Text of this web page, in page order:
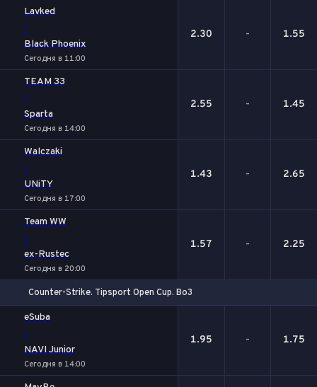
Lavked
-
Black Phoenix
Сегодня в 11:00
2.30 - 1.55
TEAM 33
-
Sparta
Сегодня в 14:00
2.55 - 1.45
Walczaki
-
UNiTY
Сегодня в 17:00
1.43 - 2.65
Team WW
-
ex-Rustec
Сегодня в 20:00
1.57 - 2.25
Counter-Strike. Tipsport Open Cup. Bo3
eSuba
-
NAVI Junior
Сегодня в 14:00
1.95 - 1.75